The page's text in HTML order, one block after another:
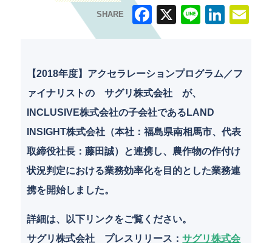
SHARE
F
c
e
b
o
o
k
e
k
dI
n
ai
【2018年度】アクセラレーションプログラム／フ
ァイナリストの サグリ株式会社 が、
INCLUSIVE株式会社の子会社であるLAND
INSIGHT株式会社（本社：福島県南相馬市、代表
取締役社長：藤田誠）と連携し、農作物の作付け
状況判定における業務効率化を目的とした業務連
携を開始しました。
詳細は、以下リンクをご覧ください。
サグリ株式会社 プレスリリース ：サグリ株式会